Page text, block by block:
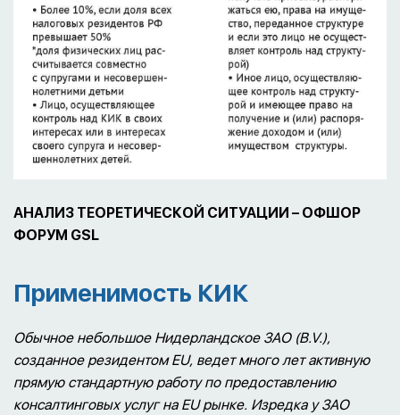
АНАЛИЗ ТЕОРЕТИЧЕСКОЙ СИТУАЦИИ – ОФШОР
ФОРУМ GSL
Применимость КИК
Обычное небольшое Нидерландское ЗАО (B.V.),
созданное резидентом EU, ведет много лет активную
прямую стандартную работу по предоставлению
консалтинговых услуг на EU рынке. Изредка у ЗАО